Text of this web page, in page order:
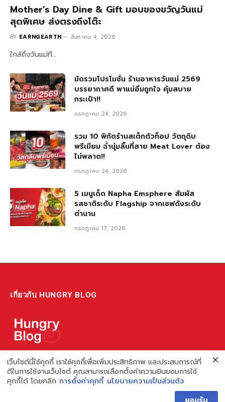
Mother’s Day Dine & Gift มอบของขวัญวันแม่
สุดพิเศษ ส่งตรงถึงโต๊ะ
BY EARNGEARTH สิงหาคม 4, 2026
ใกล้ถึงวันแม่ที…
มัดรวมโปรโมชั่น ร้านอาหารวันแม่ 2569
บรรยากาศดี พาแม่อิ่มถูกใจ คุ้มสบาย
กระเป๋า!!
กรกฎาคม 24, 2026
รวม 10 พิกัดร้านสเต็กตัวท็อป วัตถุดิบ
พรีเมียม ฉ่ำนุ่มลิ้นที่สาย Meat Lover ต้อง
ไม่พลาด!!
กรกฎาคม 24, 2026
5 เมนูเด็ด Napha Emsphere สัมผัส
รสชาติระดับ Flagship จากเชฟดังระดับ
ตำนาน
กรกฎาคม 17, 2026
เกี่ยวกับ HUNGRY BLOG
แหล่งรวมข้อมูล ข่าวสาร เกี่ยวกับร้านอาหารและเรื่องกิน ไม่ว่าจะเป็น
รีวิว ชี้เป้า รวมถึงความรู้ต่างๆ ที่เราอยากแชร์!
ไม่พอ เรายังมีความรู้เกี่ยวกับการทำร้านอาหาร เพื่อผู้ประกอบการ ที่
เว็บไซต์นี้ใช้คุกกี้ เราใช้คุกกี้เพื่อเพิ่มประสิทธิภาพ และประสบการณ์ที่
ดีในการใช้งานเว็บไซต์ คุณสามารถเลือกตั้งค่าความยินยอมการใช้
คุกกี้ได้ โดยคลิก การตั้งค่าคุกกี้ นโยบายความเป็นส่วนตัว